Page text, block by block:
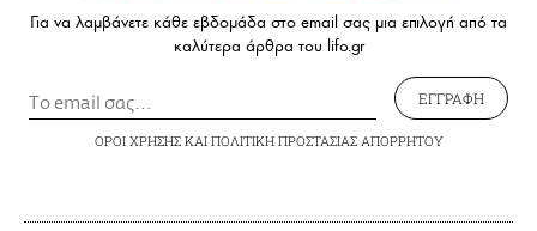
Για να λαμβάνετε κάθε εβδομάδα στο email σας μια επιλογή από τα
καλύτερα άρθρα του lifo.gr
ΕΓΓΡΑΦΗ
ΟΡΟΙ ΧΡΗΣΗΣΚΑΙ ΠΟΛΙΤΙΚΗ ΠΡΟΣΤΑΣΙΑΣ ΑΠΟΡΡΗΤΟΥ